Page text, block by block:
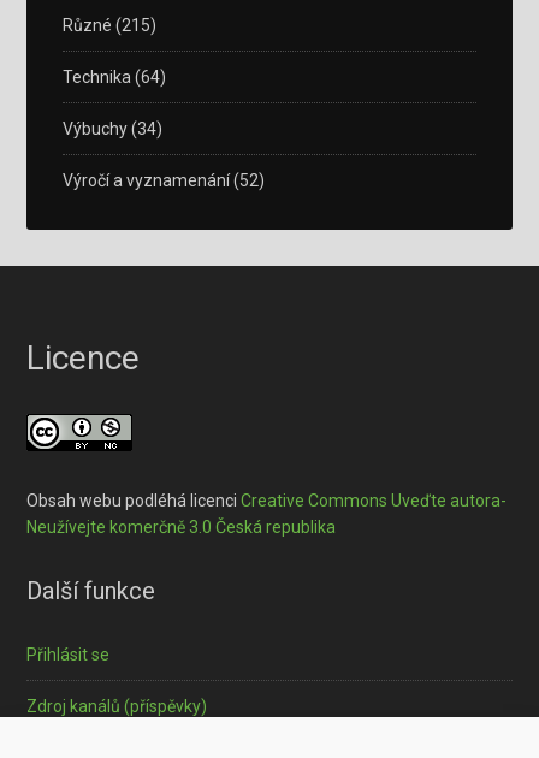
Různé (215)
Technika (64)
Výbuchy(34)
Výročí a vyznamenání(52)
Licence
Obsah webu podléhá licenciCreative Commons Uveďte autora-
Neužívejte komerčně 3.0 Česká republika
Další funkce
Přihlásit se
Zdroj kanálů (příspěvky)